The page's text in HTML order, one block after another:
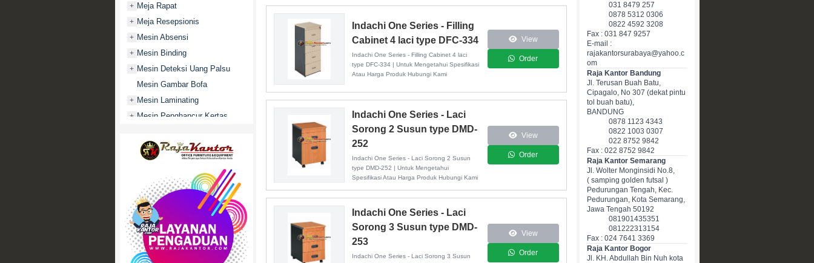
+ Meja Rapat
+ Meja Resepsionis
+ Mesin Absensi
+ Mesin Binding
+ Mesin Deteksi Uang Palsu
Mesin Gambar Bofa
+ Mesin Laminating
+ Mesin Penghancur Kertas
Mobile File / Roll O Pack
Movitex
Paper Cutter
Partisi Kantor
Promo
+ Rak Serbaguna
+ Ranjang Besi
+ Sofa Kantor
Indachi One Series - Filling
Cabinet 4 laci type DFC-334
Indachi One Series - Filling Cabinet 4 laci
type DFC-334 | Untuk Mengetahui Spesifikasi
Atau Harga Produk Hubungi Kami
View
Order
Indachi One Series - Laci
Sorong 2 Susun type DMD-
252
Indachi One Series - Laci Sorong 2 Susun
type DMD-252 | Untuk Mengetahui
Spesifikasi Atau Harga Produk Hubungi Kami
View
Order
Indachi One Series - Laci
Sorong 3 Susun type DMD-
253
Indachi One Series - Laci Sorong 3 Susun
View
Order
031 8479 257
0878 5312 0306
0822 4592 3208
Fax : 031 847 9257
E-mail :
rajakantorsurabaya@yahoo.c
om
Raja Kantor Bandung
Jl. Terusan Buah Batu,
Cipagalo, No 307 (dekat pintu
tol buah batu),
BANDUNG
0878 1123 4343
0822 1003 0307
022 8752 9842
Fax : 022 8752 9842
Raja Kantor Semarang
Jl. Wolter Monginsidi No.8,
( samping golden futsal )
Pedurungan Tengah, Kec.
Pedurungan, Kota Semarang,
Jawa Tengah 50192
081901435351
081222313154
Fax : 024 7641 3369
Raja Kantor Bogor
Jl. KH. Abdullah Bin Nuh kota